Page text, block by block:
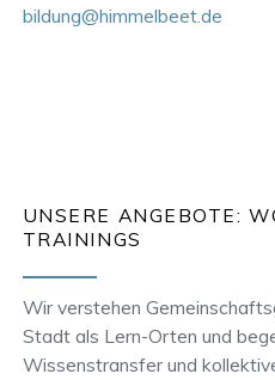
bildung@himmelbeet.de
UNSERE ANGEBOTE:
TRAININGS
Wir verstehen
Stadt als Lern-Orten und
Wissenstransfer und